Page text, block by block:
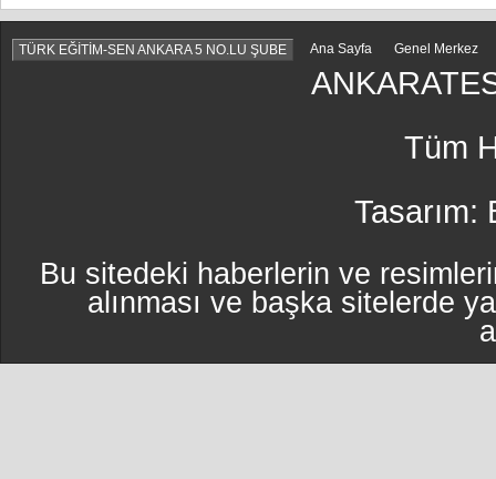
TÜRK EĞİTİM-SEN ANKARA 5 NO.LU ŞUBE Ana Sayfa Genel Merkez
Tüm
Tasarım:
Bu sitedeki haberlerin ve
alınması ve başka sitelerde